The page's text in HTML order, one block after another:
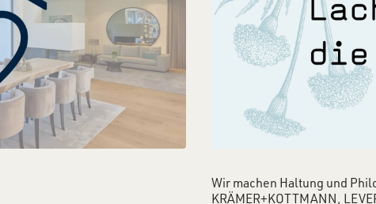
Wir machen Haltung und
KRÄMER+KOTTMANN,